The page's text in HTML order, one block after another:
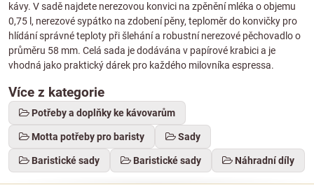
kávy. V sadě najdete nerezovou konvici na zpěnění mléka o objemu
0,75 l, nerezové sypátko na zdobení pěny, teploměr do konvičky pro
hlídání správné teploty při šlehání a robustní nerezové pěchovadlo o
průměru 58 mm. Celá sada je dodávána v papírové krabici a je
vhodná jako praktický dárek pro každého milovníka espressa.
Více z kategorie
Potřeby a doplňky ke kávovarům
Motta potřeby pro baristy Sady
Baristické sady Baristické sady Náhradní díly